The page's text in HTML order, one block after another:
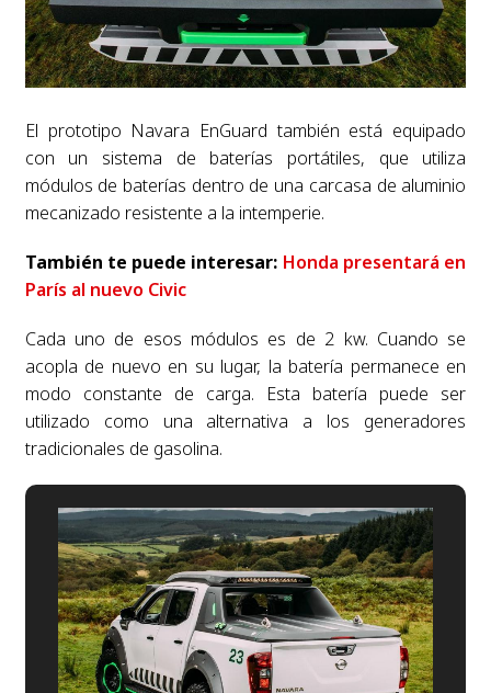
El prototipo Navara EnGuard también está equipado
con un sistema de baterías portátiles, que utiliza
módulos de baterías dentro de una carcasa de aluminio
mecanizado resistente a la intemperie.
También te puede interesar: Honda presentará en
París al nuevo Civic
Cada uno de esos módulos es de 2 kw. Cuando se
acopla de nuevo en su lugar, la batería permanece en
modo constante de carga. Esta batería puede ser
utilizado como una alternativa a los generadores
tradicionales de gasolina.